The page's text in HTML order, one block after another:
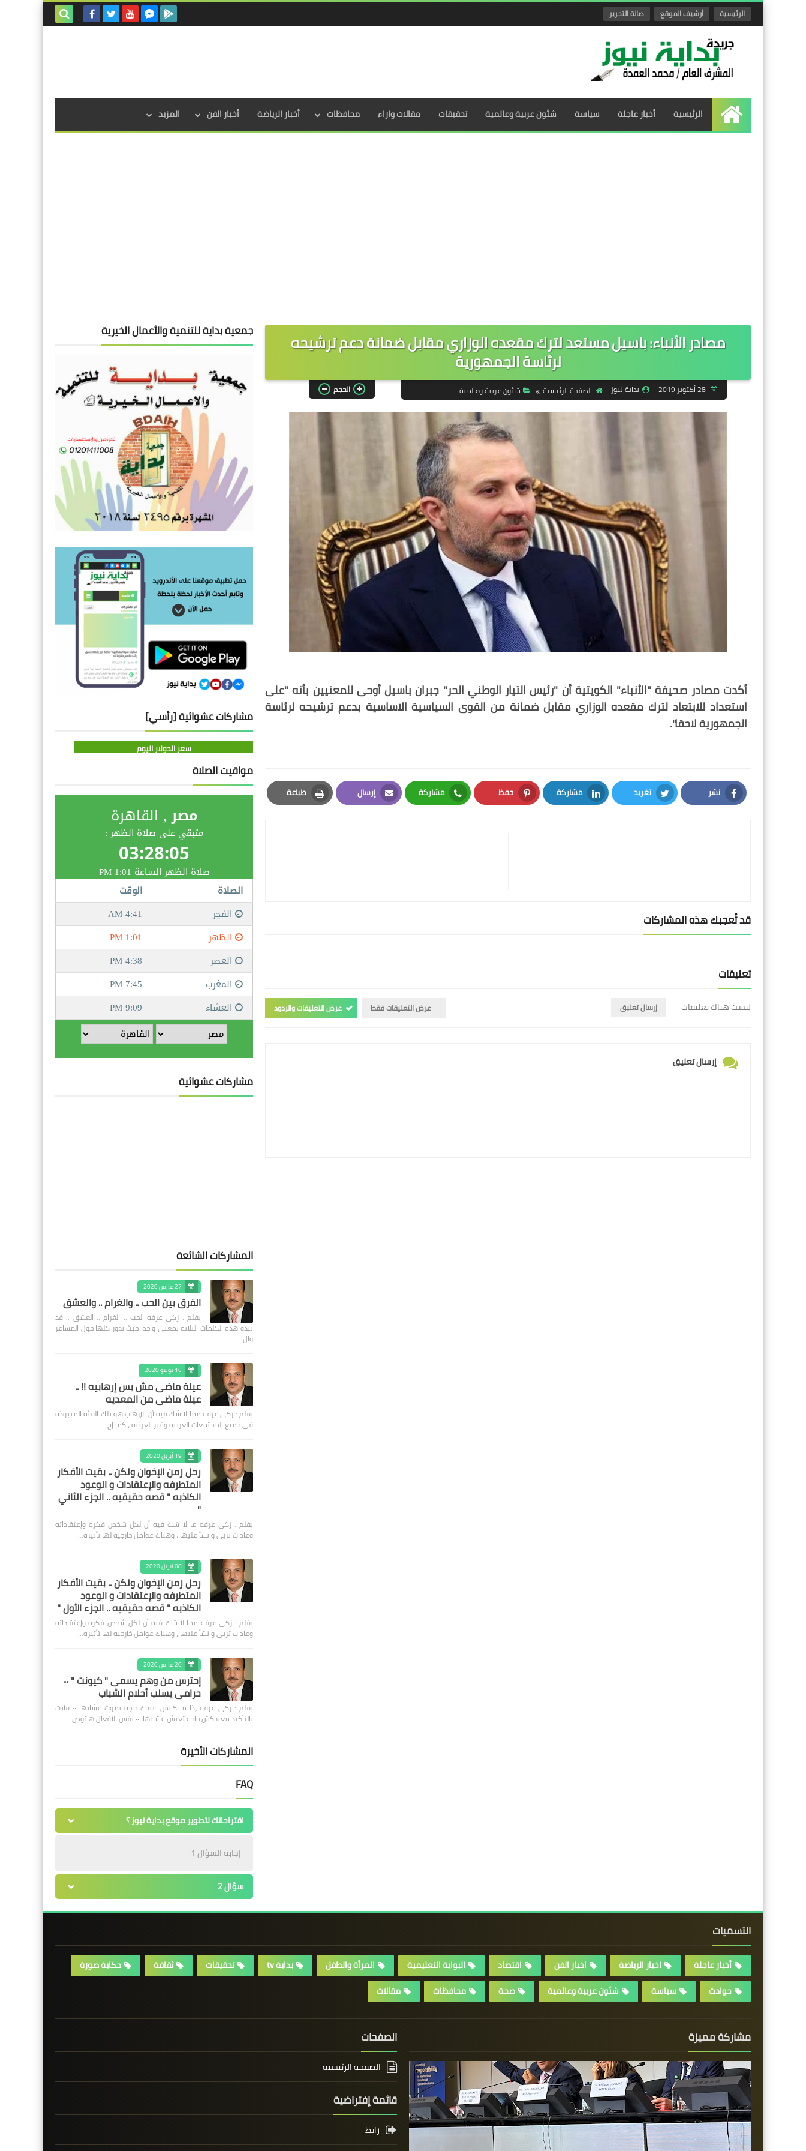
الرئيسية أرشيف الموقع صالة التحرير
الرئيسية
الرئيسية أخبار عاجلة سياسة شئون عربية وعالمية تحقيقات مقالات واراء محافظات أخبار الرياضة أخبار الفن المزيد
مصادر الأنباء: باسيل مستعد لترك مقعده الوزاري مقابل ضمانة دعم ترشيحه
لرئاسة الجمهورية
28 أكتوبر 2019 بداية نيوز الصفحة الرئيسية شئون عربية وعالمية الحجم
أكدت مصادر صحيفة "الأنباء" الكويتية أن "رئيس ​التيار الوطني الحر​" ​جبران باسيل​ أوحى للمعنيين بأنه "على
استعداد للابتعاد لترك مقعده الوزاري مقابل ضمانة من القوى السياسية الاساسية بدعم ترشيحه ل​رئاسة
الجمهورية​ لاحقا".
نشر
Facebook
تغريد
Twitter
مشاركة
LinkedIn
حفظ
Pinterest
مشاركة
Whatsapp
إرسال
Email
طباعة
Print
قد تُعجبك هذه المشاركات
تعليقات
ليست هناك تعليقات إرسال تعليق عرض التعليقات فقط عرض التعليقات والردود
إرسال تعليق
جمعية بداية للتنمية والأعمال الخيرية
مشاركات عشوائية [رأسي]
سعر الدولار اليوم
مواقيت الصلاة
مشاركات عشوائية
المشاركات الشائعة
27 مارس 2020
الفرق بين الحب .. والغرام .. والعشق
بقلم : زكى عرفه الحب .. الغرام .. العشق .. قد
تبدو هذه الكلمات الثلاثه بمعنى واحد، حيث تدور كلها حول المشاعر
وال…
16 يوليو 2020
عيلة ماضى مش بس إرهابيه !! ..
عيلة ماضى من المعديه
بقلم : زكى عرفه مما لا شك فيه أن الإرهاب هو تلك الفئه المنبوذه
فى جميع المجتمعات العربيه وغير العربيه ، كما إج…
19 أبريل 2020
رحل زمن الإخوان ولكن .. بقيت الأفكار
المتطرفه والإعتقادات و الوعود
الكاذبه " قصه حقيقيه .. الجزء الثاني
"
بقلم : زكى عرفه ‎ما لا شك فيه أن لكل شخص فكره وإعتقاداته
وعادات تربى و نشأ عليها ، وهناك عوامل خارجيه لها تأثيره…
08 أبريل 2020
رحل زمن الإخوان ولكن .. بقيت الأفكار
المتطرفه والإعتقادات و الوعود
الكاذبه " قصه حقيقيه .. الجزء الأول "
بقلم : زكى عرفه مما لا شك فيه أن لكل شخص فكره وإعتقاداته
وعادات تربى و نشأ عليها ، وهناك عوامل خارجيه لها تأثيره…
20 مارس 2020
إحترس من وهم يسمى " كيونت " ٠٠
حرامى يسلب أحلام الشباب
بقلم : زكى عرفه ‎إذا ما كانش عندك حاجه تموت عشانها ٠٠ فأنت
بالتأكيد معندكش حاجه تعيش عشانها ٠٠ نفس الأفعال هاتوص…
المشاركات الأخيرة
FAQ
اقتراحاتك لتطوير موقع بداية نيوز ؟
إجابه السؤال 1
سؤال 2
التسميات
أخبار عاجلة اخبار الرياضة اخبار الفن اقتصاد البوابة التعليمية المرأة والطفل بداية tv تحقيقات ثقافة
حكاية صورة
حوادث
سياسة شئون عربية وعالمية صحة محافظات مقالات
مشاركة مميزة الصفحات
الصفحة الرئيسية
قائمة إفتراضية
رابط